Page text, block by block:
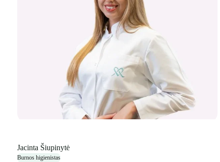
Jacinta Šiupinytė
Burnos higienistas